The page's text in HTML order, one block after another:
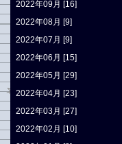
2022年09月 [16]
2022年08月 [9]
2022年07月 [9]
2022年06月 [15]
2022年05月 [29]
2022年04月 [23]
2022年03月 [27]
2022年02月 [10]